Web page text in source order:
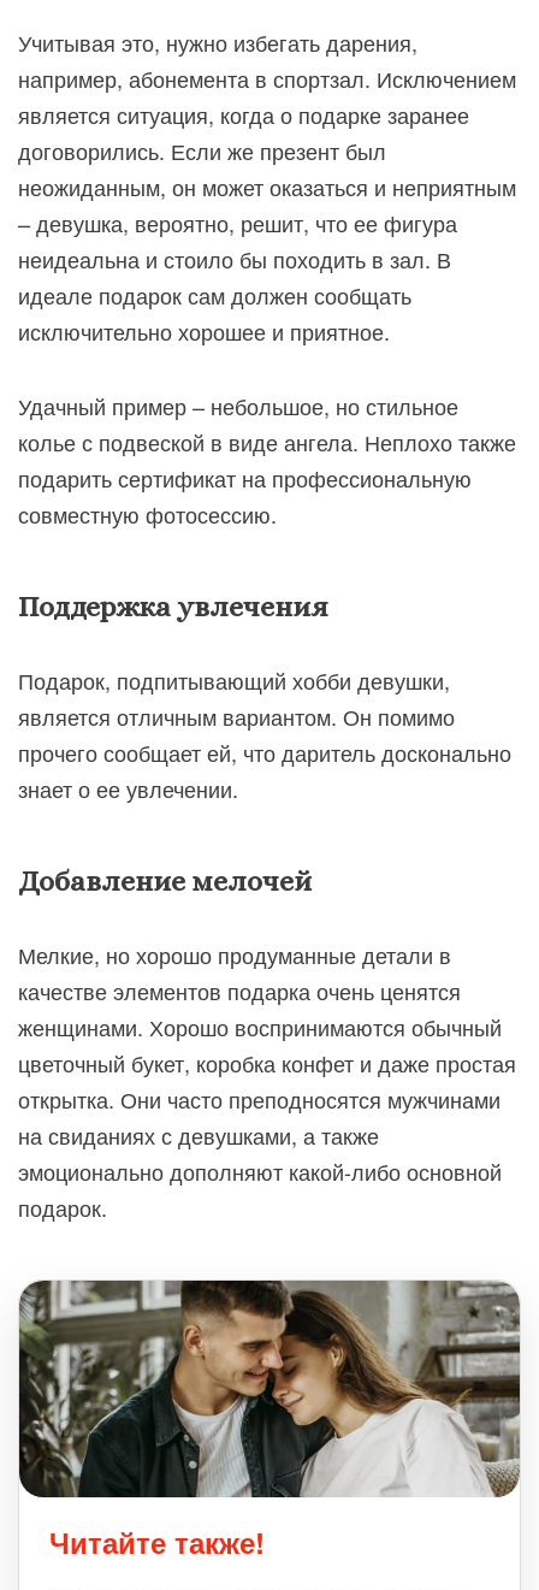
Учитывая это, нужно избегать дарения,
например, абонемента в спортзал. Исключением
является ситуация, когда о подарке заранее
договорились. Если же презент был
неожиданным, он может оказаться и неприятным
– девушка, вероятно, решит, что ее фигура
неидеальна и стоило бы походить в зал. В
идеале подарок сам должен сообщать
исключительно хорошее и приятное.
Удачный пример – небольшое, но стильное
колье с подвеской в виде ангела. Неплохо также
подарить сертификат на профессиональную
совместную фотосессию.
Поддержка увлечения
Подарок, подпитывающий хобби девушки,
является отличным вариантом. Он помимо
прочего сообщает ей, что даритель досконально
знает о ее увлечении.
Добавление мелочей
Мелкие, но хорошо продуманные детали в
качестве элементов подарка очень ценятся
женщинами. Хорошо воспринимаются обычный
цветочный букет, коробка конфет и даже простая
открытка. Они часто преподносятся мужчинами
на свиданиях с девушками, а также
эмоционально дополняют какой-либо основной
подарок.
Читайте также!